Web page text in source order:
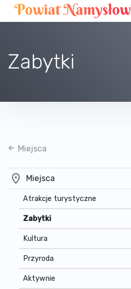
Zabytki
Miejsca
Miejsca
Atrakcje turystyczne
Zabytki
Kultura
Przyroda
Aktywnie